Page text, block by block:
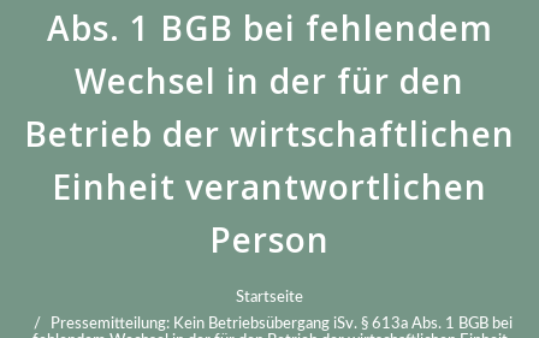
Abs. 1 BGB bei fehlendem
Wechsel in der für den
Betrieb der wirtschaftlichen
Einheit verantwortlichen
Person
Startseite
Pressemitteilung: Kein Betriebsübergang iSv. § 613a Abs. 1 BGB bei